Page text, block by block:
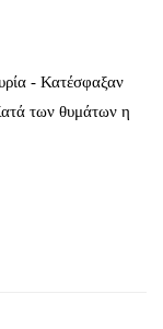
- Κατέσφαξαν
των θυμάτων η